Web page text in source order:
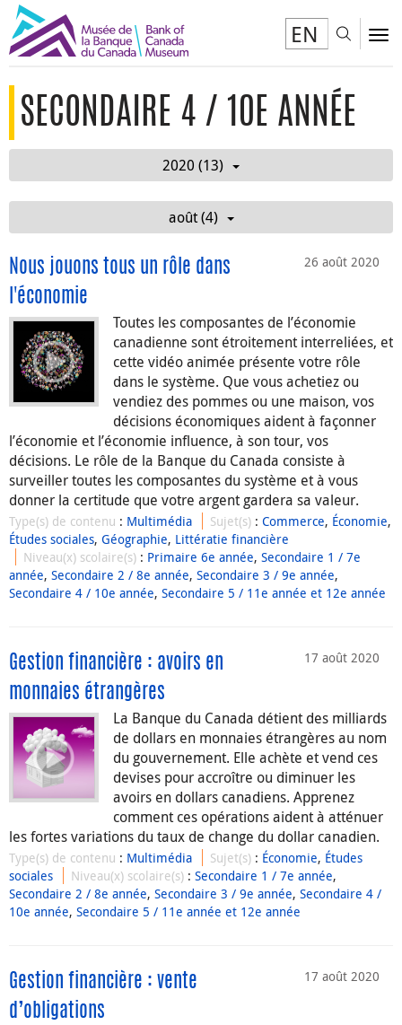
EN
SECONDAIRE 4 / 10E ANNÉE
2020 (13)
août (4)
26 août 2020
Nous jouons tous un rôle dans
l'économie
Toutes les composantes de l’économie
canadienne sont étroitement interreliées, et
cette vidéo animée présente votre rôle
dans le système. Que vous achetiez ou
vendiez des pommes ou une maison, vos
décisions économiques aident à façonner
l’économie et l’économie influence, à son tour, vos
décisions. Le rôle de la Banque du Canada consiste à
surveiller toutes les composantes du système et à vous
donner la certitude que votre argent gardera sa valeur.
Type(s) de contenu : Multimédia Sujet(s) :Commerce, Économie,
Études sociales, Géographie, Littératie financière
Niveau(x) scolaire(s) : Primaire 6e année,Secondaire 1 / 7e
année, Secondaire 2 / 8e année, Secondaire 3 / 9e année,
Secondaire 4 / 10e année, Secondaire 5 / 11e année et 12e année
17 août 2020
Gestion financière : avoirs en
monnaies étrangères
La Banque du Canada détient des milliards
de dollars en monnaies étrangères au nom
du gouvernement. Elle achète et vend ces
devises pour accroître ou diminuer les
avoirs en dollars canadiens. Apprenez
comment ces opérations aident à atténuer
les fortes variations du taux de change du dollar canadien.
Type(s) de contenu : Multimédia Sujet(s) : Économie, Études
sociales
Niveau(x) scolaire(s) :Secondaire 1 / 7e année,
Secondaire 2 / 8e année, Secondaire 3 / 9e année, Secondaire 4 /
10e année, Secondaire 5 / 11e année et 12e année
17 août 2020
Gestion financière : vente
d’obligations